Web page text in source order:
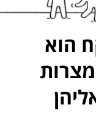
הוא